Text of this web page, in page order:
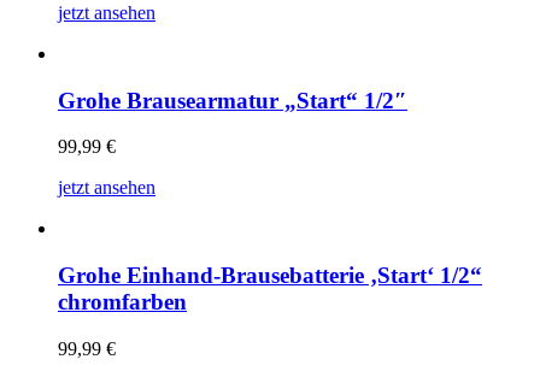
jetzt ansehen
Grohe Brausearmatur „Start“ 1/2″
99,99 €
jetzt ansehen
Grohe Einhand-Brausebatterie ‚Start‘ 1/2“
chromfarben
99,99 €